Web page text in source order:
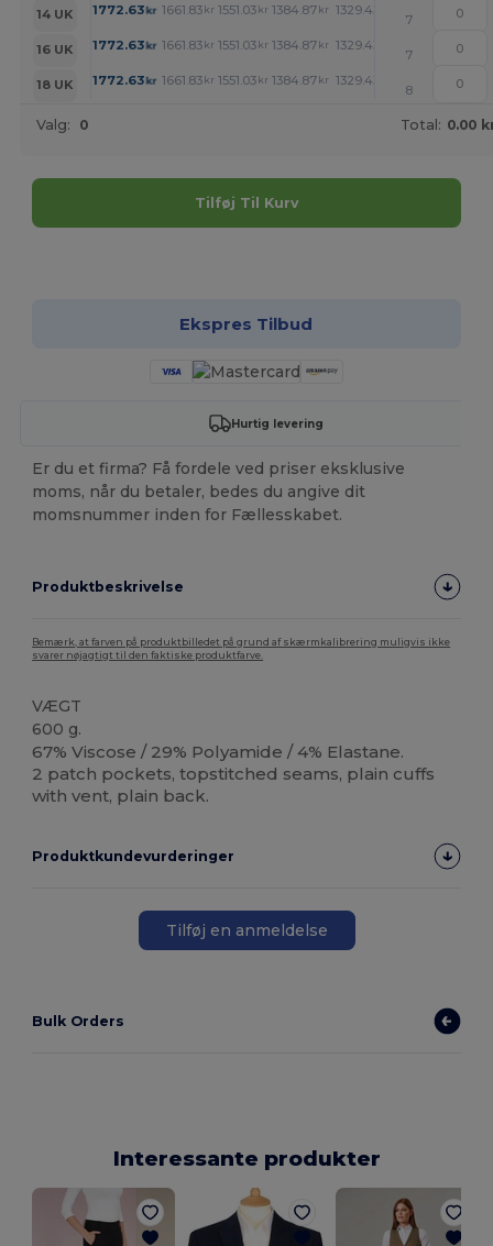
14 UK
1772.63kr 1661.83 kr 1551.03 kr 1384.87 kr 1329.43
7
16 UK
1772.63kr 1661.83 kr 1551.03 kr 1384.87 kr 1329.43
7
18 UK
1772.63kr 1661.83 kr 1551.03 kr 1384.87 kr 1329.43
8
Valg: 0 Total: 0.00
Tilføj Til Kurv
Ekspres Tilbud
Hurtig levering
Er du et firma? Få fordele ved priser eksklusive
moms, når du betaler, bedes du angive dit
momsnummer inden for Fællesskabet.
Produktbeskrivelse
Bemærk, at farven på produktbilledet på grund af skærmkalibrering muligvis ikke
svarer nøjagtigt til den faktiske produktfarve.
VÆGT
600 g.
67% Viscose / 29% Polyamide / 4% Elastane.
2 patch pockets, topstitched seams, plain cuffs
with vent, plain back.
Produktkundevurderinger
Tilføj en anmeldelse
Bulk Orders
Interessante produkter